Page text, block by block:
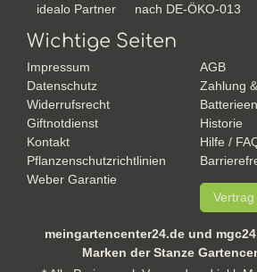
idealo Partner
nach DE-ÖKO-013
Wichtige Seiten
Impressum
AGB
Datenschutz
Zahlung
Widerrufsrecht
Giftnotdienst
Historie
Kontakt
Hilfe /
Pflanzenschutzrichtlinien
Weber Garantie
meingartencenter24.de und
Marken der Stanze